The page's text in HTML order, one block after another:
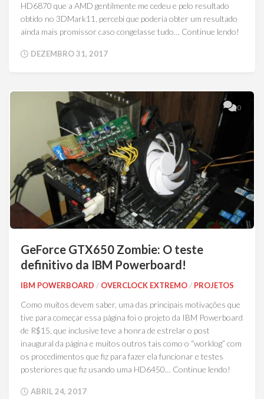
HD6870 que a AMD gentilmente me cedeu e pelo resultado
obtido no 3DMark11, percebi que poderia obter um resultado
ainda mais promissor caso congelasse tudo… Continue lendo!
DEZEMBRO 31, 2017
0
GeForce GTX650 Zombie: O teste
definitivo da IBM Powerboard!
IBM POWERBOARD / OVERCLOCK EXTREMO / PROJETOS
Como muitos devem saber, uma das principais motivações que
tive para começar essa página foi o projeto da IBM Powerboard
de R$15, que inclusive teve a honra de estrelar o post
inaugural da página e muitos outros tais como o “worklog” com
os procedimentos que fiz para fazer ela funcionar e testes
posteriores que fiz usando uma HD6450… Continue lendo!
ABRIL 24, 2017